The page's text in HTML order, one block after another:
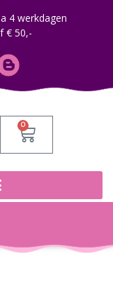
4 werkdagen
€ 50,-
0